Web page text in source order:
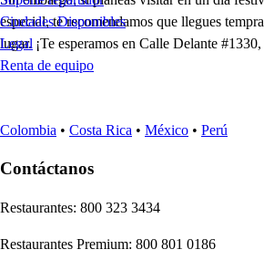
especial, te recomendamos que llegues
lugar. ¡Te esperamos en Calle Delante
Ciudades Disponibles
Legal
Renta de equipo
Colombia • Costa Rica • México • Perú
Contáctanos
Restaurantes: 800 323 3434
Restaurantes Premium: 800 801 0186